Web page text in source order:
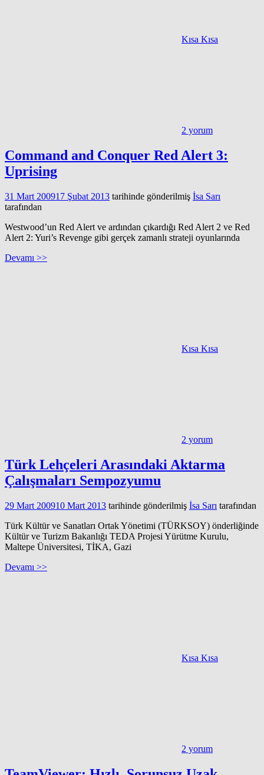
Kısa Kısa
2 yorum
Command and Conquer Red Alert 3:
Uprising
31 Mart 200917 Şubat 2013 tarihinde gönderilmiş İsa Sarı
tarafından
Westwood’un Red Alert ve ardından çıkardığı Red Alert 2 ve Red
Alert 2: Yuri’s Revenge gibi gerçek zamanlı strateji oyunlarında
Devamı >>
Kısa Kısa
2 yorum
Türk Lehçeleri Arasındaki Aktarma
Çalışmaları Sempozyumu
29 Mart 200910 Mart 2013 tarihinde gönderilmiş İsa Sarı tarafından
Türk Kültür ve Sanatları Ortak Yönetimi (TÜRKSOY) önderliğinde
Kültür ve Turizm Bakanlığı TEDA Projesi Yürütme Kurulu,
Maltepe Üniversitesi, TİKA, Gazi
Devamı >>
Kısa Kısa
2 yorum